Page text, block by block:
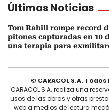
Últimas Noticias
Tom Rahill rompe record
pitones capturadas en 10
una terapia para
© CARACOL S.A.
CARACOL S.A. realiza una
usos de las obras y otras
web a medios de lectura